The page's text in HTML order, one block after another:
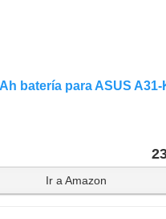
batería para ASUS A31-
Ir a Amazon